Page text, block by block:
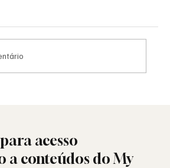
acesso
a conteúdos do My